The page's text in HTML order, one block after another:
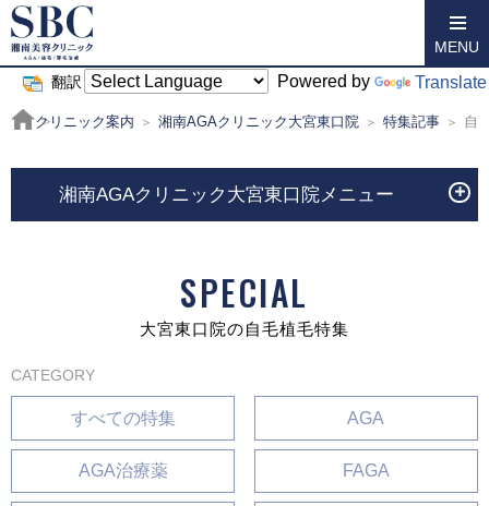
翻訳 Powered by Translate
MENU
クリニック案内 湘南AGAクリニック大宮東口院 特集記事 自
湘南AGAクリニック大宮東口院メニュー
SPECIAL
大宮東口院の自毛植毛特集
CATEGORY
すべての特集 AGA
AGA治療薬 FAGA